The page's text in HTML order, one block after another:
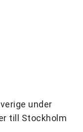
under
till Stockholm